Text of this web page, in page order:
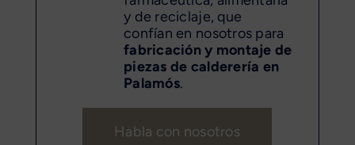
y de reciclaje, que
confían en nosotros para
fabricación y montaje de
piezas de calderería en
Palamós.
Habla con nosotros